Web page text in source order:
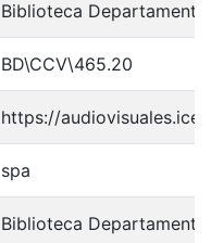
Biblioteca
BD\CCV\465.20
https://
spa
Biblioteca